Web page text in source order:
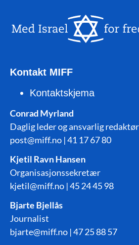
Kontakt MIFF
Kontaktskjema
Conrad Myrland
Daglig leder og ansvarlig redaktør
post@miff.no | 41 17 67 80
Kjetil Ravn Hansen
Organisasjonssekretær
kjetil@miff.no | 45 24 45 98
Bjarte Bjellås
Journalist
bjarte@miff.no | 47 25 88 57